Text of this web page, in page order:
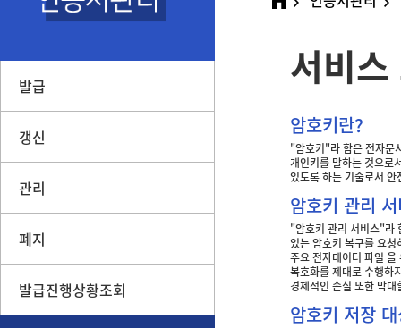
발급
갱신
관리
폐지
발급진행상황조회
서비
암호키란?
"암호키"라 함은 전자문
개인키를 말하는 것으로
있도록 하는 기술로서
암호키 관리
"암호키 관리 서비스"라
있는 암호키 복구를 요
주요 전자데이터 파일
복호화를 제대로 수행하
경제적인 손실 또한 막
암호키 저장